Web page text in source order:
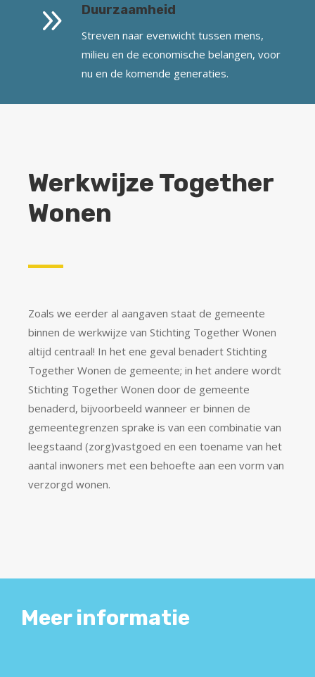
9 Duurzaamheid
Streven naar evenwicht tussen mens,
milieu en de economische belangen, voor
nu en de komende generaties.
Werkwijze Together
Wonen
Zoals we eerder al aangaven staat de gemeente
binnen de werkwijze van Stichting Together Wonen
altijd centraal! In het ene geval benadert Stichting
Together Wonen de gemeente; in het andere wordt
Stichting Together Wonen door de gemeente
benaderd, bijvoorbeeld wanneer er binnen de
gemeentegrenzen sprake is van een combinatie van
leegstaand (zorg)vastgoed en een toename van het
aantal inwoners met een behoefte aan een vorm van
verzorgd wonen.
Meer informatie